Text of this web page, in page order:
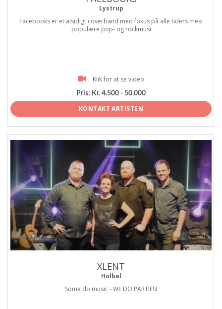
Lystrup
Facebooks er et alsidigt coverband med fokus på alle tiders mest
populære pop- og rockmusi
Klik for at se video
Pris: Kr. 4.500 - 50.000
KONTAKT ARTISTEN
ProArtist
XLENT
Holbøl
Some do music - WE DO PARTIES!